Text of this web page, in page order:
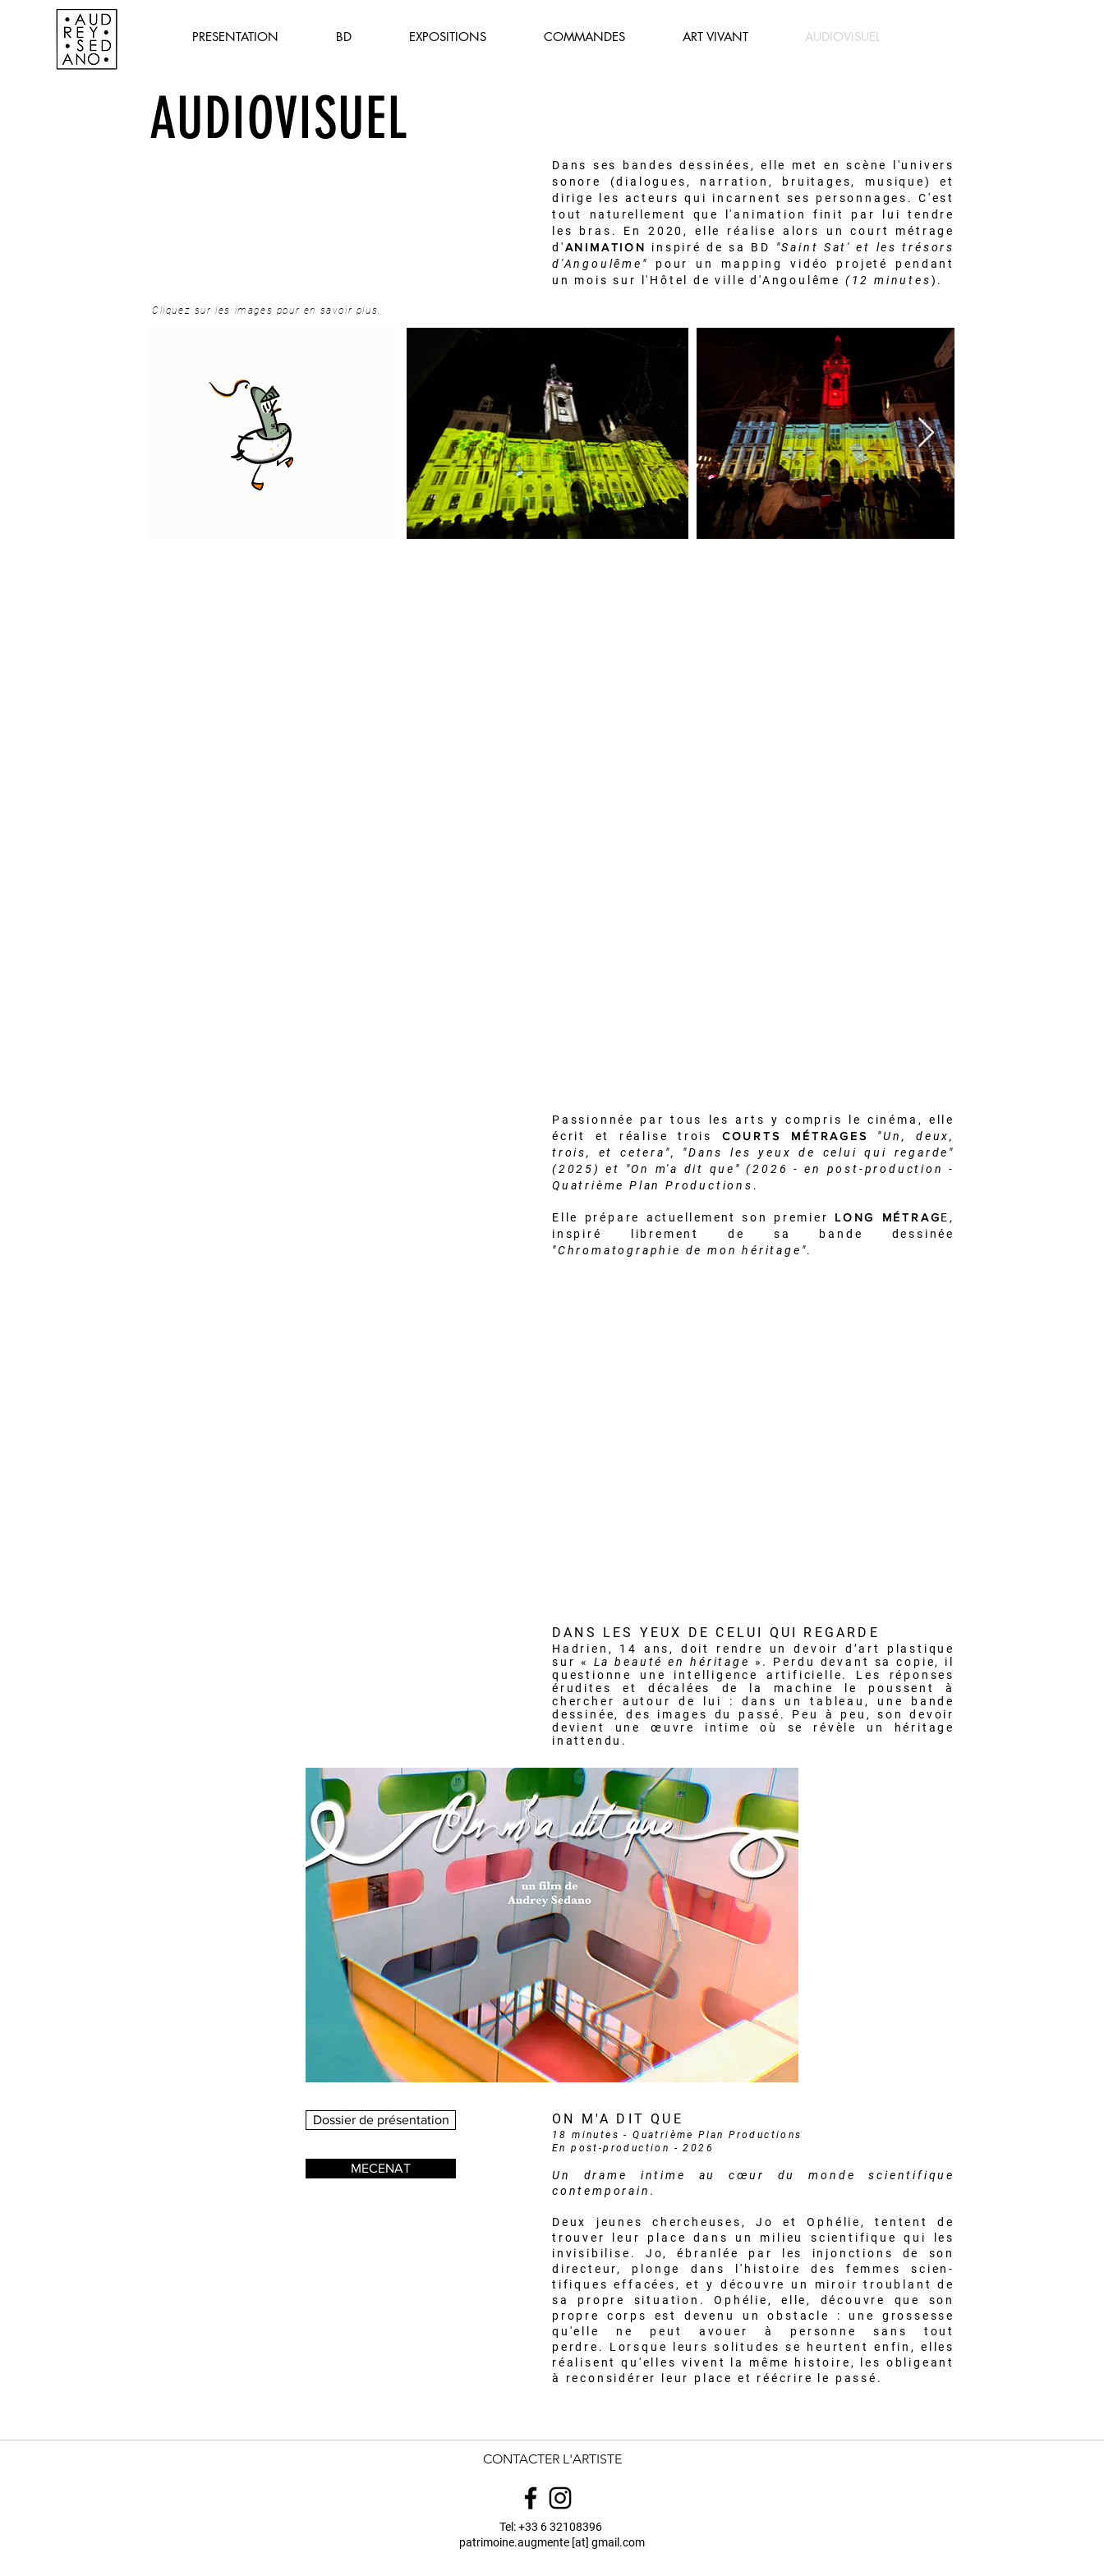
PRESENTATION BD EXPOSITIONS COMMANDES ART VIVANT AUDIOVISUEL
AUDIOVISUEL
Dans ses bandes dessinées, elle met en scène l'univers
sonore (dialogues, narration, bruitages, musique) et
dirige les acteurs qui incarnent ses personnages. C'est
tout naturellement que
l'animation finit par lui tendre
les bras. En 2020, elle réalise alors un court métrage
d'ANIMATION inspiré de sa BD "Saint Sat' et les trésors
d'Angoulême"
pour un mapping vidéo projeté pendant
un mois sur l'Hôtel de ville d'Angoulême (12 minutes).
Cliquez sur les images pour en savoir plus.
Passionnée par tous les arts y compris le cinéma, elle
écrit et réalise trois COURTS MÉTRAGES
"Un, deux,
trois, et cetera",
"Dans les yeux de celui qui regarde"
(2025) et "On m'a dit que" (2026 - en post-production -
Quatrième Plan Productions .
Elle prépare actuellement son premier LONG MÉTRAGE,
inspiré librement de sa bande dessinée
"Chromatographie de mon héritage".
DANS LES YEUX DE CELUI QUI REGARDE
Hadrien, 14 ans, doit rendre un devoir d’art plastique
sur « La beauté en héritage
». Perdu devant sa copie, il
questionne une intelligence artificielle. Les réponses
érudites et décalées de la machine le poussent à
chercher autour de lui : dans un tableau, une bande
dessinée, des images du passé. Peu à peu, son devoir
devient une œuvre intime où se révèle un héritage
inattendu.
Dossier de présentation
MECENAT
ON M'A DIT QUE
18 minutes - Quatrième Plan Productions
En post-production - 2026
Un drame intime au cœur du monde scientifique
contemporain.
Deux jeunes chercheuses, Jo et Ophélie, tentent de
trouver leur place dans un milieu scientifique qui les
invisibilise. Jo, ébranlée par les injonctions de son
directeur, plonge dans l'histoire des femmes scien-
tifiques effacées, et y découvre un miroir troublant de
sa propre situation. Ophélie, elle, découvre que son
propre corps est devenu un obstacle : une grossesse
qu'elle ne peut avouer à personne sans tout
perdre. Lorsque leurs solitudes se heurtent enfin, elles
réalisent qu'elles vivent la même histoire, les obligeant
à reconsidérer leur place et réécrire le passé.
CONTACTER L'ARTISTE
Tel: +33 6 32108396
patrimoine.augmente [at] gmail.com